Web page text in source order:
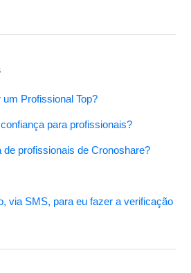
Profissional Top?
para profissionais?
profissionais de Cronoshare?
via SMS, para eu fazer a verificação